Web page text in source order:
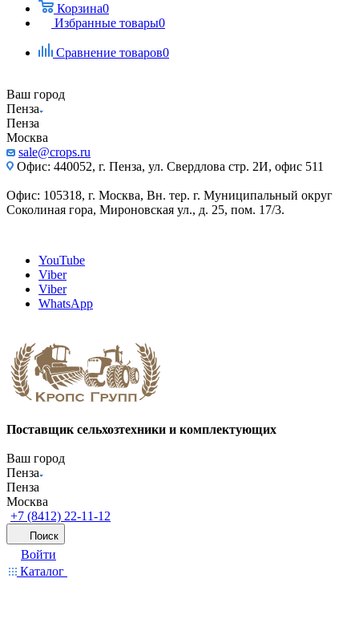
Корзина0
Избранные товары0
Сравнение товаров0
Ваш город
Пенза
Пенза
Москва
sale@crops.ru
Офис: 440052, г. Пенза, ул. Свердлова стр. 2И, офис 511
Офис: 105318, г. Москва, Вн. тер. г. Муниципальный округ
Соколиная гора, Мироновская ул., д. 25, пом. 17/3.
YouTube
Viber
Viber
WhatsApp
Поставщик сельхозтехники и комплектующих
Ваш город
Пенза
Пенза
Москва
+7 (8412) 22-11-12
Поиск
Войти
Каталог